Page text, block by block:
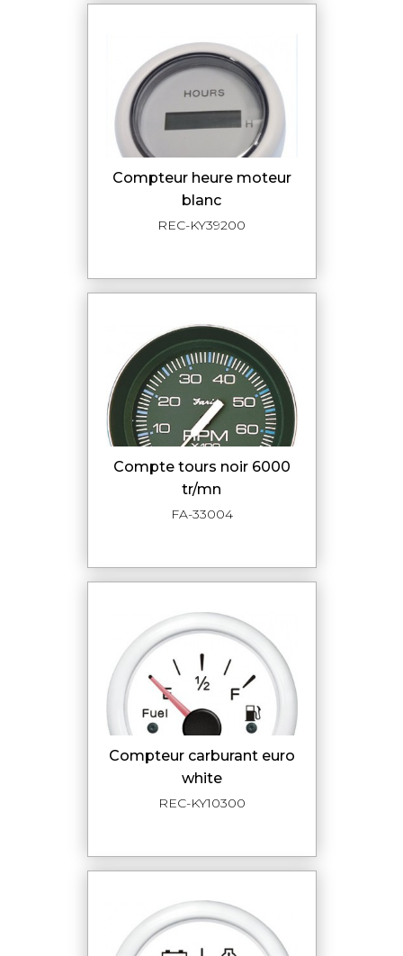
compteur heure moteur
blanc
REC-KY39200
compte tours noir 6000
tr/mn
FA-33004
compteur carburant euro
white
REC-KY10300